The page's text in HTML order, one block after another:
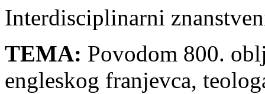
Interdisciplinarni
TEMA: Povodom 800.
engleskog franjevca,